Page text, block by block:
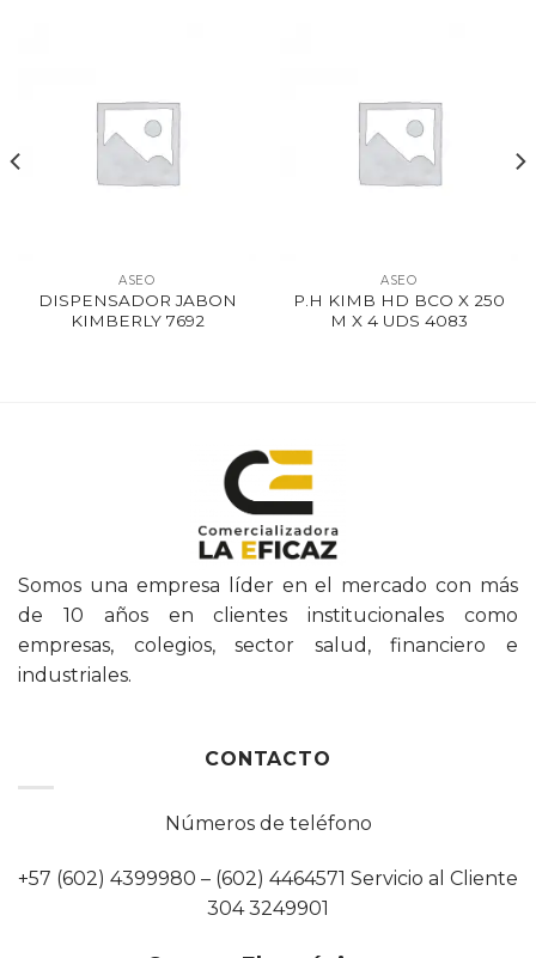
ASEO
DISPENSADOR JABON
KIMBERLY 7692
ASEO
P.H KIMB HD BCO X 250
M X 4 UDS 4083
Somos una empresa líder en el mercado con más
de 10 años en clientes institucionales como
empresas, colegios, sector salud, financiero e
industriales.
CONTACTO
Números de teléfono
+57 (602) 4399980 – (602) 4464571 Servicio al Cliente
304 3249901